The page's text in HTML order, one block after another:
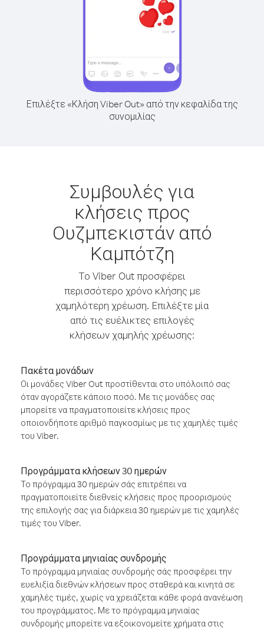
Επιλέξτε «Κλήση Viber Out» από την κεφαλίδα της
συνομιλίας
Συμβουλές για
κλήσεις προς
Ουζμπεκιστάν από
Καμπότζη
Το Viber Out προσφέρει
περισσότερο χρόνο κλήσης με
χαμηλότερη χρέωση. Επιλέξτε μία
από τις ευέλικτες επιλογές
κλήσεων χαμηλής χρέωσης:
Πακέτα μονάδων
Οι μονάδες Viber Out προστίθενται στο υπόλοιπό σας
όταν αγοράζετε κάποιο ποσό. Με τις μονάδες σας
μπορείτε να πραγματοποιείτε κλήσεις προς
οποιονδήποτε αριθμό παγκοσμίως με τις χαμηλές τιμές
του Viber.
Προγράμματα κλήσεων 30 ημερών
Το πρόγραμμα 30 ημερών σάς επιτρέπει να
πραγματοποιείτε διεθνείς κλήσεις προς προορισμούς
της επιλογής σας για διάρκεια 30 ημερών με τις χαμηλές
τιμές του Viber.
Προγράμματα μηνιαίας συνδρομής
Το πρόγραμμα μηνιαίας συνδρομής σάς προσφέρει την
ευελιξία διεθνών κλήσεων προς σταθερά και κινητά σε
χαμηλές τιμές, χωρίς να χρειάζεται κάθε φορά ανανέωση
του προγράμματος. Με το πρόγραμμα μηνιαίας
συνδρομής μπορείτε να εξοικονομείτε χρήματα στις